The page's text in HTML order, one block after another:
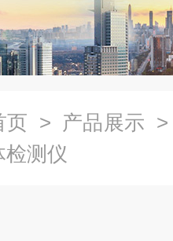
页 > 产品展示
检测仪